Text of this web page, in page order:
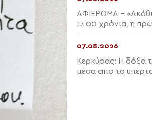
ΑΦΙΕΡΩΜΑ –
1400 χρόνια, η
προσευχής της
07.08.2026
Κερκύρας: Η δόξα
μέσα από το